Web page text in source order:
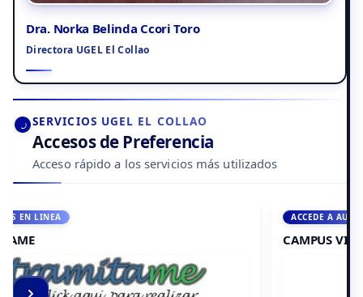
Dra. Norka Belinda Ccori Toro
Directora UGEL El Collao
SERVICIOS UGEL EL COLLAO
Accesos de Preferencia
Acceso rápido a los servicios más utilizados
ACCEDE A AULA VIRTUAL